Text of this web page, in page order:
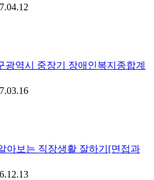
광역시 중장기 장애인복지종합계
아보는 직장생활 잘하기[면접과